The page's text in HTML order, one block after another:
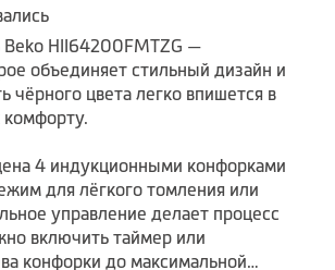
Beko HII64200FMTZG —
объединяет стильный дизайн и
чёрного цвета легко впишется в
4 индукционными конфорками
для лёгкого томления или
управление делает процесс
включить таймер или
конфорки до максимальной